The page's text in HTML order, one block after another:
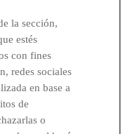
la sección,
estés
con fines
redes sociales
en base a
de
o